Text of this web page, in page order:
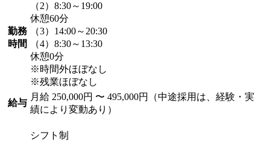
勤務
時間
（2）8:30～19:00
休憩60分
（3）14:00～20:30
（4）8:30～13:30
休憩0分
※時間外ほぼなし
※残業ほぼなし
給与
月給 250,000円 〜 495,000円（中途採用は、経験・実
績により変動あり）
シフト制